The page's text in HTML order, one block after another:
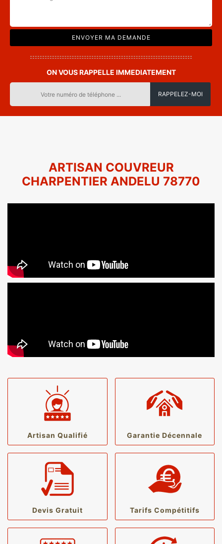
ON VOUS RAPPELLE IMMEDIATEMENT
ARTISAN COUVREUR
CHARPENTIER ANDELU 78770
Artisan Qualifié Garantie Décennale
Devis Gratuit Tarifs Compétitifs